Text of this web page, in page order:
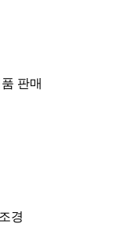
판매
경